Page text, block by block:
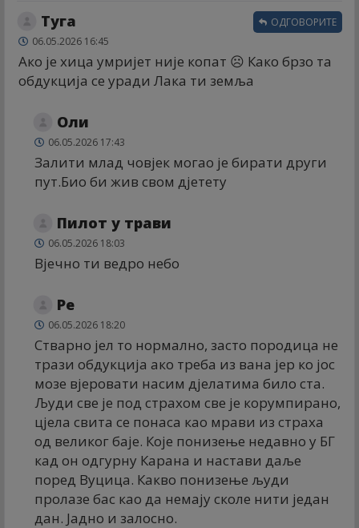
Туга
06.05.2026 16:45
Ако је хица умријет није копат ☹️ Како брзо та
обдукција се уради Лака ти земља
ОДГОВОРИТЕ
Оли
06.05.2026 17:43
Залити млад човјек могао је бирати други
пут.Био би жив свом дјетету
Пилот у трави
06.05.2026 18:03
Вјечно ти ведро небо
Ре
06.05.2026 18:20
Стварно јел то нормално, засто породица не
трази обдукција ако треба из вана јер ко јос
мозе вјеровати насим дјелатима било ста.
Људи све је под страхом све је корумпирано,
цјела свита се понаса као мрави из страха
од великог баје. Које понизење недавно у БГ
кад он одгурну Карана и настави даље
поред Вуцица. Какво понизење људи
пролазе бас као да немају сколе нити један
дан. Јадно и залосно.